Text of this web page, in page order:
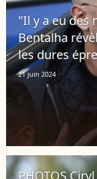
"Il y a eu des
Bentalha
les dures
21 juin 2024